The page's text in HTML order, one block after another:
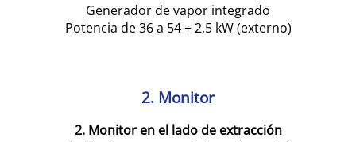
Generador de vapor integrado
Potencia de 36 a 54 + 2,5 kW (externo)
2. Monitor
2. Monitor en el lado de extracción